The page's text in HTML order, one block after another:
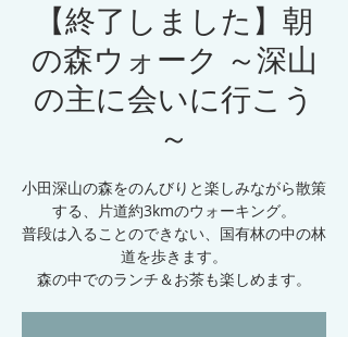
【終了しました】朝
の森ウォーク ～深山
の主に会いに行こう
～
小田深山の森をのんびりと楽しみながら散策
する、片道約3kmのウォーキング。
普段は入ることのできない、国有林の中の林
道を歩きます。